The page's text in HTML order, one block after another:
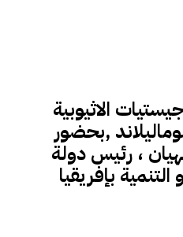
الاثيوبية
,بحضور
، رئيس دولة
بإفريقيا